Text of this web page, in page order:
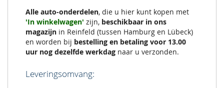
Alle auto-onderdelen, die u hier kunt kopen met
'In winkelwagen' zijn, beschikbaar in ons
magazijn in Reinfeld (tussen Hamburg en Lübeck)
en worden bij bestelling en betaling voor 13.00
uur nog dezelfde werkdag naar u verzonden.
Leveringsomvang: